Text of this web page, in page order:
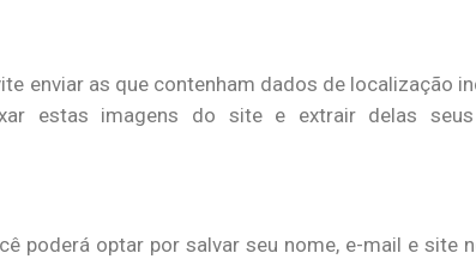
enviar as que contenham dados de localização
estas imagens do site e extrair delas
poderá optar por salvar seu nome, e-mail e site